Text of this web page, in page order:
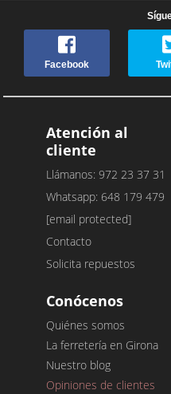
Facebook
Atención al
cliente
Llámanos: 972 23 37 31
Whatsapp: 648 179 479
[email protected]
Contacto
Solicita repuestos
Conócenos
Quiénes somos
La ferretería en Girona
Nuestro blog
Opiniones de clientes